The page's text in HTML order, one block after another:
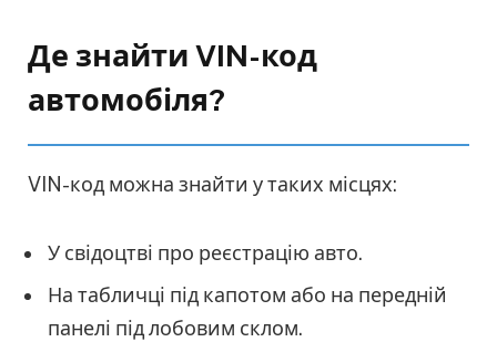
Де знайти VIN-код
автомобіля?
VIN-код можна знайти у таких місцях:
У свідоцтві про реєстрацію авто.
На табличці під капотом або на передній
панелі під лобовим склом.